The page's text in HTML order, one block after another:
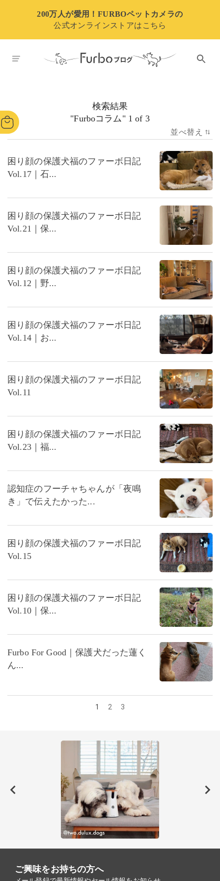
200万人が愛用！FURBOペットカメラの
公式オンラインストアはこちら
検索結果
"Furboコラム" 1 of 3
並べ替え
困り顔の保護犬福のファーボ日記
Vol.17｜石...
困り顔の保護犬福のファーボ日記
Vol.21｜保...
困り顔の保護犬福のファーボ日記
Vol.12｜野...
困り顔の保護犬福のファーボ日記
Vol.14｜お...
困り顔の保護犬福のファーボ日記
Vol.11
困り顔の保護犬福のファーボ日記
Vol.23｜福...
認知症のフーチャちゃんが「夜鳴
き」で伝えたかった...
困り顔の保護犬福のファーボ日記
Vol.15
困り顔の保護犬福のファーボ日記
Vol.10｜保...
Furbo For Good｜保護犬だった蓮く
ん...
1 2 3
ご興味をお持ちの方へ